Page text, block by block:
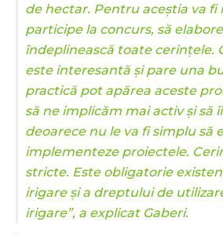
de hectar. Pentru aceștia va fi
participe la concurs, să
îndeplinească toate cerințele.
este interesantă și pare una
practică pot apărea aceste
să ne implicăm mai activ și să
deoarece nu le va fi simplu să
implementeze proiectele.
stricte. Este obligatorie
irigare și a dreptului de
irigare”, a explicat Gaberi.